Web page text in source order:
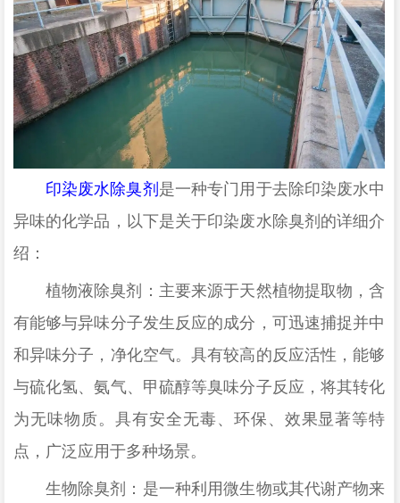
印染废水除臭剂 是一种专门用于去除印染废水中
异味的化学品，以下是关于印染废水除臭剂的详细介
绍：
植物液除臭剂：主要来源于天然植物提取物，含
有能够与异味分子发生反应的成分，可迅速捕捉并中
和异味分子，净化空气。具有较高的反应活性，能够
与硫化氢、氨气、甲硫醇等臭味分子反应，将其转化
为无味物质。具有安全无毒、环保、效果显著等特
点，广泛应用于多种场景。
生物除臭剂：是一种利用微生物或其代谢产物来